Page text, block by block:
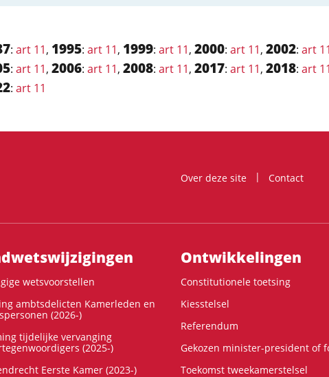
: art 11, 1995: art 11, 1999: art 11, 2000: art 11, 2002: art
: art 11, 2006: art 11, 2008: art 11, 2017: art 11, 2018: art
: art 11
Over deze site Contact
wetsvoorstellen
ambtsdelicten Kamerleden en
(2026-)
tijdelijke vervanging
(2025-)
Eerste Kamer (2023-)
Ontwikke­lingen
Constitutionele toetsing
Kiesstelsel
Referendum
Gekozen minister-president of
Toekomst tweekamerstelsel